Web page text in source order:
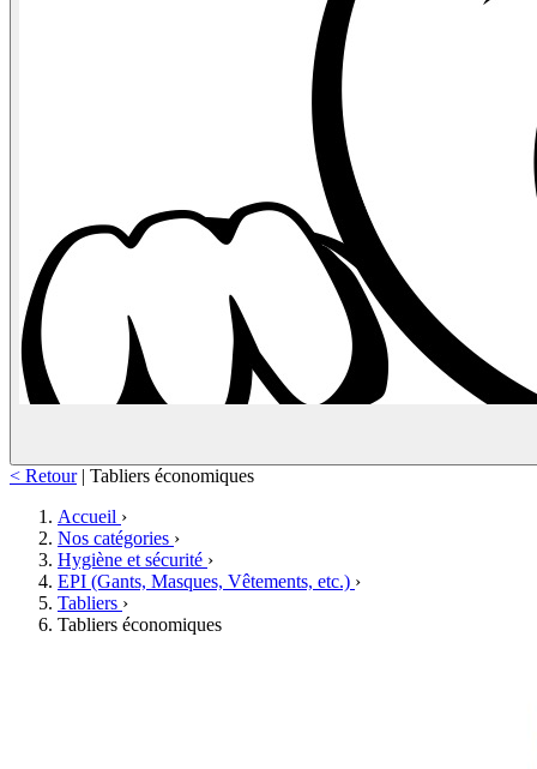
< Retour | Tabliers économiques
Accueil ›
Nos catégories ›
Hygiène et sécurité ›
EPI (Gants, Masques, Vêtements, etc.) ›
Tabliers ›
Tabliers économiques